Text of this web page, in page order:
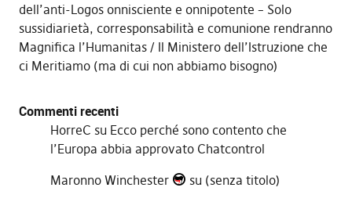
dell’anti-Logos onnisciente e onnipotente – Solo
sussidiarietà, corresponsabilità e comunione rendranno
Magnifica l’Humanitas
Il Ministero dell’Istruzione che
ci Meritiamo (ma di cui non abbiamo bisogno)
Commenti recenti
HorreC su Ecco perché sono contento che
l’Europa abbia approvato Chatcontrol
Maronno Winchester
su (senza titolo)